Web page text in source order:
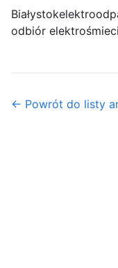
Białystok
odbiór elektrośmieci
← Powrót do listy